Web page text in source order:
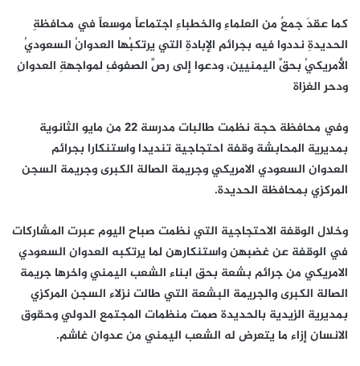
كما عقدَ جمعٌ من العلماءِ والخطباءِ اجتماعاً موسعاً في محافظةِ
الحديدةِ نددوا فيه بجرائمِ الإبادةِ التي يرتكبُها العدوانُ السعوديُ
الأمريكيُ بحقِّ اليمنيين، ودعوا إلى رصِّ الصفوفِ لمواجهةِ العدوانِ
ودحرِ الغزاة
وفي محافظة حجة نظمت طالبات مدرسة 22 من مايو الثانوية
بمديرية المحابشة وقفة احتجاجية تنديدا واستنكارا بجرائم
العدوان السعودي الامريكي وجريمة الصالة الكبرى وجريمة السجن
المركزي بمحافظة الحديدة.
وخلال الوقفة الاحتجاجية التي نظمت صباح اليوم عبرت المشاركات
في الوقفة عن غضبهن واستنكارهن لما يرتكبه العدوان السعودي
الامريكي من جرائم بشعة بحق ابناء الشعب اليمني واخرها جريمة
الصالة الكبرى والجريمة البشعة التي طالت نزلاء السجن المركزي
بمديرية الزيدية بالحديدة صمت منظمات المجتمع الدولي وحقوق
الانسان إزاء ما يتعرض له الشعب اليمني من عدوان غاشم.